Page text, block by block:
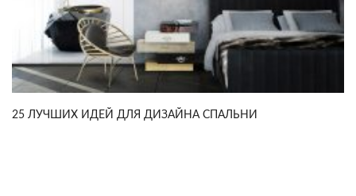
25 ЛУЧШИХ ИДЕЙ ДЛЯ ДИЗАЙНА СПАЛЬНИ